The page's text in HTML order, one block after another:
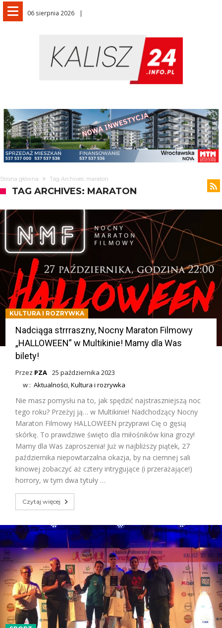
06 sierpnia 2026
Strona główna Tag Archives: maraton
TAG ARCHIVES: MARATON
KULTURA I ROZRYWKA
Nadciąga strrraszny, Nocny Maraton Filmowy
„HALLOWEEN” w Multikinie! Mamy dla Was
bilety!
Przez PZA 25 października 2023
w :Aktualności,Kultura i rozrywka
Nie masz pomysłu na to, jak spędzić najstraszniejszą noc
tego roku? Przeżyj ją… w Multikinie! Nadchodzący Nocny
Maraton Filmowy HALLOWEEN przyprawi Cię o gęsią
skórkę. To prawdziwe święto dla miłośników kina grozy!
Mamy dla Was zaproszenia! Już w najbliższy piątek, 27
października niepowtarzalna okazja, by na ciemnej sali
kinowej zobaczyć aż cztery intrygujące (i przerażające!)
horrory, w tym dwa tytuły …
Czytaj więcej